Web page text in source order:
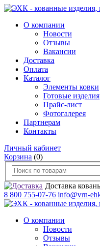
О компании
Новости
Отзывы
Вакансии
Доставка
Оплата
Каталог
Элементы ковки
Готовые изделия
Прайс-лист
Фотогалерея
Партнерам
Контакты
Личный кабинет
Корзина (0)
Доставка
8 800 755-07-76 info@vrn-
О компании
Новости
Отзывы